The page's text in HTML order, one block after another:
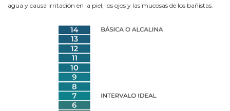
agua y causa irritación en la piel, los ojos y las mucosas de los bañistas.